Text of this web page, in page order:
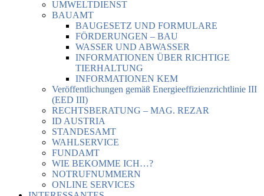
UMWELTDIENST
BAUAMT
BAUGESETZ UND FORMULARE
FÖRDERUNGEN – BAU
WASSER UND ABWASSER
INFORMATIONEN ÜBER RICHTIGE
TIERHALTUNG
INFORMATIONEN KEM
Veröffentlichungen gemäß Energieeffizienzrichtlinie III
(EED III)
RECHTSBERATUNG – MAG. REZAR
ID AUSTRIA
STANDESAMT
WAHLSERVICE
FUNDAMT
WIE BEKOMME ICH…?
NOTRUFNUMMERN
ONLINE SERVICES